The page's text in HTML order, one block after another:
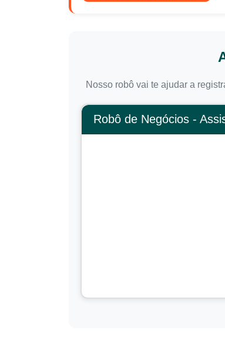
Nosso robô vai te ajudar a
Robô de Negócios -